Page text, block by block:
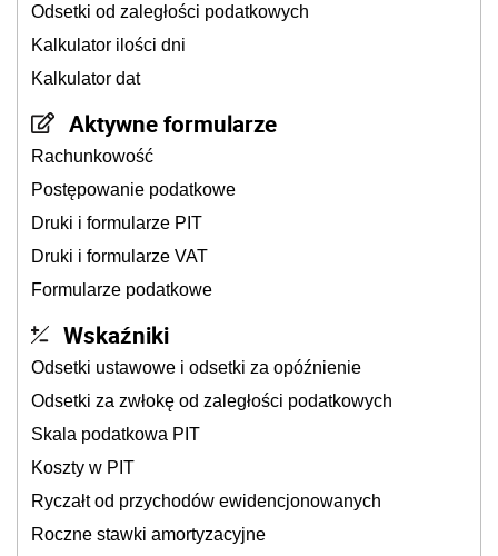
Odsetki od zaległości podatkowych
Kalkulator ilości dni
Kalkulator dat
Aktywne formularze
Rachunkowość
Postępowanie podatkowe
Druki i formularze PIT
Druki i formularze VAT
Formularze podatkowe
Wskaźniki
Odsetki ustawowe i odsetki za opóźnienie
Odsetki za zwłokę od zaległości podatkowych
Skala podatkowa PIT
Koszty w PIT
Ryczałt od przychodów ewidencjonowanych
Roczne stawki amortyzacyjne